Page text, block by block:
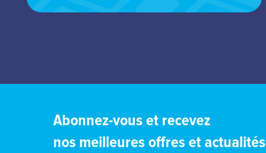
Abonnez-vous et recevez
nos meilleures offres et actualités